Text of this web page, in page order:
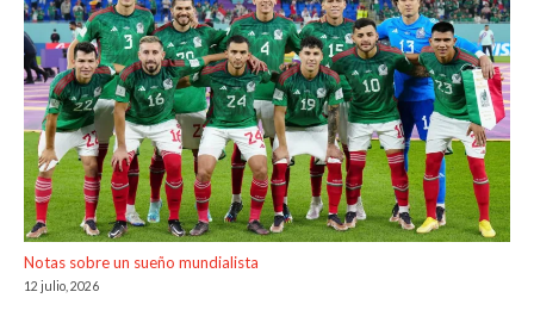
Notas sobre un sueño mundialista
12 julio, 2026